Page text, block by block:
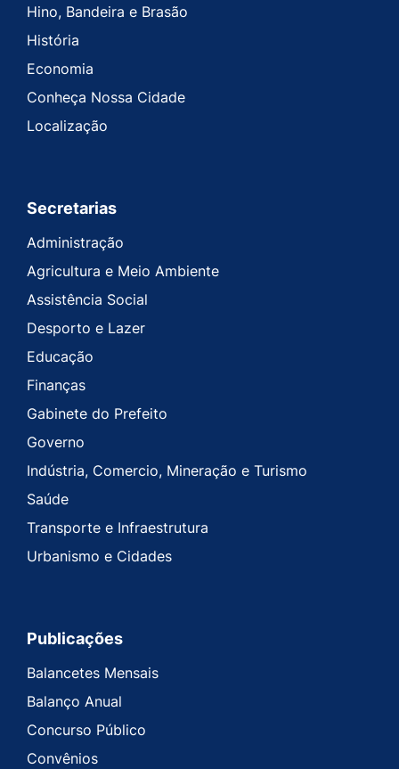
Hino, Bandeira e Brasão
História
Economia
Conheça Nossa Cidade
Localização
Secretarias
Administração
Agricultura e Meio Ambiente
Assistência Social
Desporto e Lazer
Educação
Finanças
Gabinete do Prefeito
Governo
Indústria, Comercio, Mineração e Turismo
Saúde
Transporte e Infraestrutura
Urbanismo e Cidades
Publicações
Balancetes Mensais
Balanço Anual
Concurso Público
Convênios